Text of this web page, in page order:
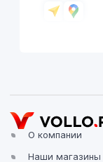
О компании
Наши магазины